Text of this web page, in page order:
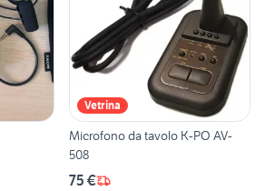
Vetrina
Microfono da tavolo K-PO AV-
508
75 €